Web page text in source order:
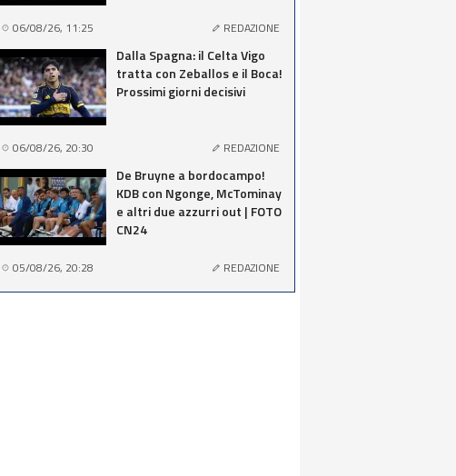
06/08/26, 11:25 REDAZIONE
Dalla Spagna: il Celta Vigo
tratta con Zeballos e il Boca!
Prossimi giorni decisivi
06/08/26, 20:30 REDAZIONE
De Bruyne a bordocampo!
KDB con Ngonge, McTominay
e altri due azzurri out | FOTO
CN24
05/08/26, 20:28 REDAZIONE